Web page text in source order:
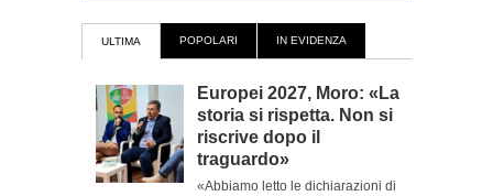
ULTIMA POPOLARI IN EVIDENZA
Europei 2027, Moro: «La
storia si rispetta. Non si
riscrive dopo il
traguardo»
«Abbiamo letto le dichiarazioni di